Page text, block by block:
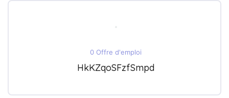
0 Offre d'emploi
HkKZqoSFzfSmpd